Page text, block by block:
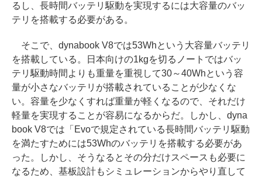
るし、長時間バッテリ駆動を実現するには大容量のバッ
テリを搭載する必要がある。
そこで、dynabook V8では53Whという大容量バッテリ
を搭載している。日本向けの1kgを切るノートではバッ
テリ駆動時間よりも重量を重視して30～40Whという容
量が小さなバッテリが搭載されていることが少なくな
い。容量を少なくすれば重量が軽くなるので、それだけ
軽量を実現することが容易になるからだ。しかし、dyna
book V8では「Evoで規定されている長時間バッテリ駆動
を満たすためには53Whのバッテリを搭載する必要があ
った。しかし、そうなるとその分だけスペースも必要に
なるため、基板設計もシミュレーションからやり直して